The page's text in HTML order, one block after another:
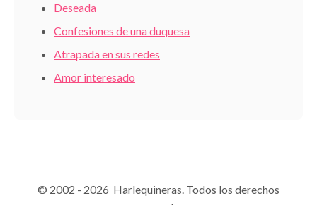
Deseada
Confesiones de una duquesa
Atrapada en sus redes
Amor interesado
© 2002 - 2026 Harlequineras. Todos los derechos